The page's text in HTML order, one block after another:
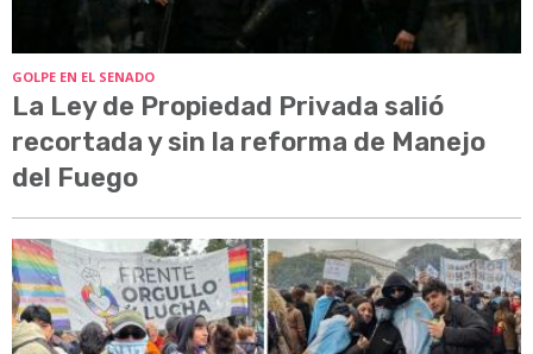
GOLPE EN EL SENADO
La Ley de Propiedad Privada salió
recortada y sin la reforma de Manejo
del Fuego